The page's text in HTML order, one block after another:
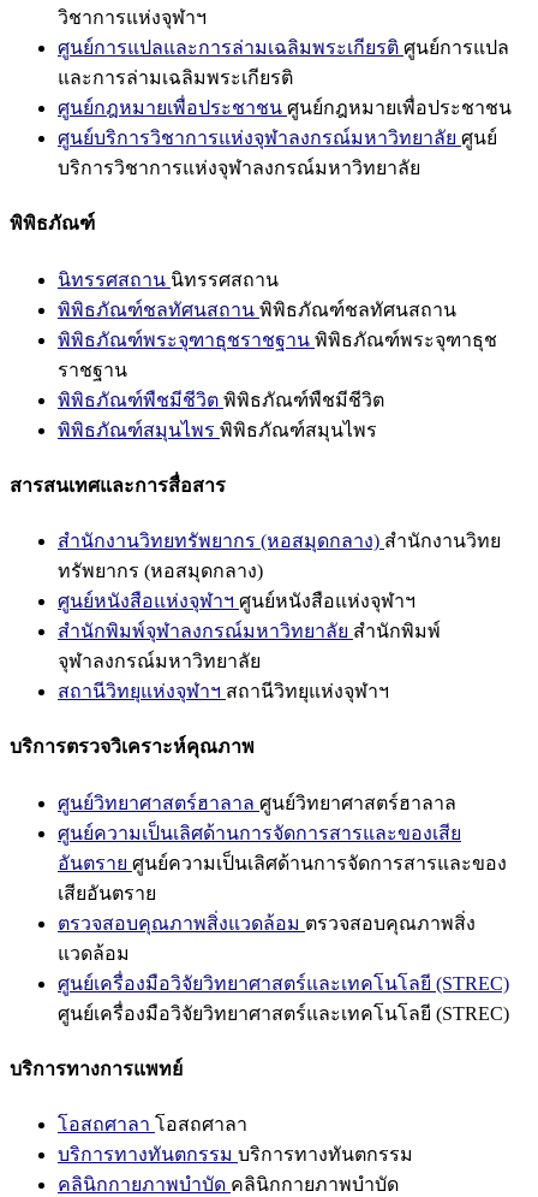
วิชาการแห่งจุฬาฯ
ศูนย์การแปลและการล่ามเฉลิมพระเกียรติ ศูนย์การแปล
และการล่ามเฉลิมพระเกียรติ
ศูนย์กฎหมายเพื่อประชาชน ศูนย์กฎหมายเพื่อประชาชน
ศูนย์บริการวิชาการแห่งจุฬาลงกรณ์มหาวิทยาลัย ศูนย์
บริการวิชาการแห่งจุฬาลงกรณ์มหาวิทยาลัย
พิพิธภัณฑ์
นิทรรศสถาน นิทรรศสถาน
พิพิธภัณฑ์ชลทัศนสถาน พิพิธภัณฑ์ชลทัศนสถาน
พิพิธภัณฑ์พระจุฑาธุชราชฐาน พิพิธภัณฑ์พระจุฑาธุช
ราชฐาน
พิพิธภัณฑ์พืชมีชีวิต พิพิธภัณฑ์พืชมีชีวิต
พิพิธภัณฑ์สมุนไพร พิพิธภัณฑ์สมุนไพร
สารสนเทศและการสื่อสาร
สำนักงานวิทยทรัพยากร (หอสมุดกลาง) สำนักงานวิทย
ทรัพยากร (หอสมุดกลาง)
ศูนย์หนังสือแห่งจุฬาฯ ศูนย์หนังสือแห่งจุฬาฯ
สำนักพิมพ์จุฬาลงกรณ์มหาวิทยาลัย สำนักพิมพ์
จุฬาลงกรณ์มหาวิทยาลัย
สถานีวิทยุแห่งจุฬาฯ สถานีวิทยุแห่งจุฬาฯ
บริการตรวจวิเคราะห์คุณภาพ
ศูนย์วิทยาศาสตร์ฮาลาล ศูนย์วิทยาศาสตร์ฮาลาล
ศูนย์ความเป็นเลิศด้านการจัดการสารและของเสีย
อันตราย ศูนย์ความเป็นเลิศด้านการจัดการสารและของ
เสียอันตราย
ตรวจสอบคุณภาพสิ่งแวดล้อม ตรวจสอบคุณภาพสิ่ง
แวดล้อม
ศูนย์เครื่องมือวิจัยวิทยาศาสตร์และเทคโนโลยี (STREC)
ศูนย์เครื่องมือวิจัยวิทยาศาสตร์และเทคโนโลยี (STREC)
บริการทางการแพทย์
โอสถศาลา โอสถศาลา
บริการทางทันตกรรม บริการทางทันตกรรม
คลินิกกายภาพบำบัด คลินิกกายภาพบำบัด